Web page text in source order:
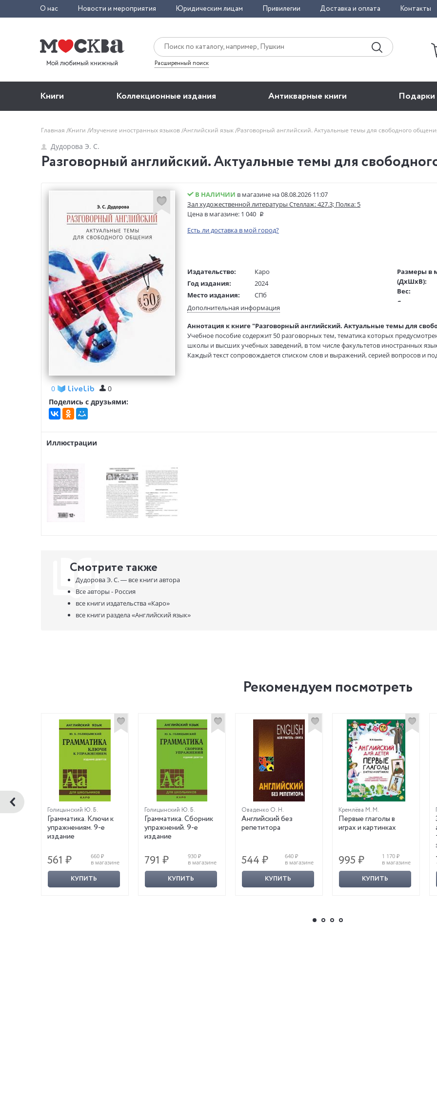
О нас Новости и мероприятия Юридическим лицам Привилегии Доставка и оплата Контакты
Расширенный поиск
Книги Коллекционные издания Антикварные книги Подарки
Главная Книги Изучение иностранных языков Английский язык Разговорный английский. Актуальные темы для свободного
Дудорова Э. С.
Разговорный английский. Актуальные темы для
0
0
Поделись с друзьями:
В НАЛИЧИИ в магазине на 08.08.2026 11:07
Зал художественной литературы Стеллаж: 427.3; Полка: 5
Цена в магазине: 1 040
Есть ли доставка в мой город?
Издательство:
Каро
Год издания:
2024
Место издания:
СПб
Возраст:
12+
Редактор/
составитель:
Беспалова И.
Тип обложки:
Мягкая обложка
Формат:
60х88 1/16
Размеры в
(ДхШхВ):
Вес:
Страниц:
Код товара:
Артикул:
ISBN:
В продаже
Дополнительная информация
Аннотация к книге "Разговорный английский. Актуальные темы для
Учебное пособие содержит 50 разговорных тем, тематика которых
школы и высших учебных заведений, в том числе факультетов иностранных
Каждый текст сопровождается списком слов и выражений, серией вопросов и
Иллюстрации
Смотрите также
Дудорова Э. С. — все книги автора
Все авторы - Россия
все книги издательства«Каро»
все книги раздела«Английский язык»
Рекомендуем посмотреть
Голицынский Ю. Б.
Грамматика. Ключи к
упражнениям. 9-е
издание
561 ₽
660 ₽
в магазине
КУПИТЬ
Голицынский Ю. Б.
Грамматика. Сборник
упражнений. 9-е
издание
791 ₽
930 ₽
в магазине
КУПИТЬ
Оваденко О. Н.
Английский без
репетитора
544 ₽
640 ₽
в магазине
КУПИТЬ
Кремлёва М. М.
Первые глаголы в
играх и картинках
995 ₽
1 170 ₽
в магазине
КУПИТЬ